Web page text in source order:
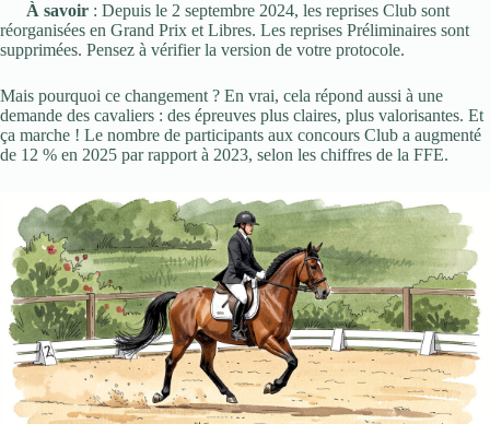
À savoir : Depuis le 2 septembre 2024, les reprises Club sont
réorganisées en Grand Prix et Libres. Les reprises Préliminaires sont
supprimées. Pensez à vérifier la version de votre protocole.
Mais pourquoi ce changement ? En vrai, cela répond aussi à une
demande des cavaliers : des épreuves plus claires, plus valorisantes. Et
ça marche ! Le nombre de participants aux concours Club a augmenté
de 12 % en 2025 par rapport à 2023, selon les chiffres de la FFE.